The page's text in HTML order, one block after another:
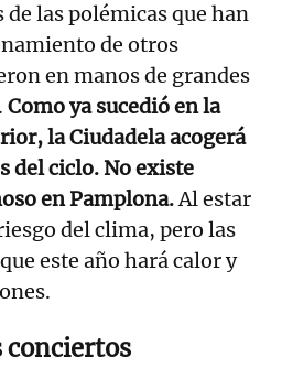
las polémicas que han
de otros
en manos de grandes
Como ya sucedió en la
la Ciudadela acogerá
del ciclo. No existe
en Pamplona.Al estar
del clima, pero las
este año hará calor y
conciertos